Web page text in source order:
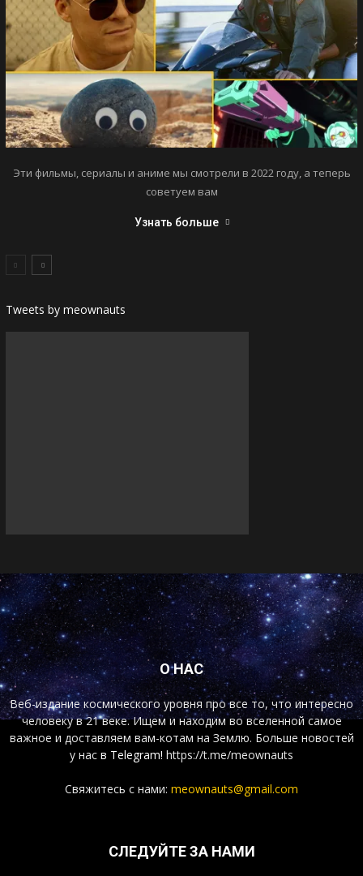
Эти фильмы, сериалы и аниме мы смотрели в 2022 году, а теперь
советуем вам
Узнать больше
Tweets by meownauts
О НАС
Веб-издание космического уровня про все то, что интересно
человеку в 21 веке. Ищем и находим во вселенной самое
важное и доставляем вам-котам на Землю. Больше новостей
у нас в Telegram! https://t.me/meownauts
Свяжитесь с нами: meownauts@gmail.com
СЛЕДУЙТЕ ЗА НАМИ